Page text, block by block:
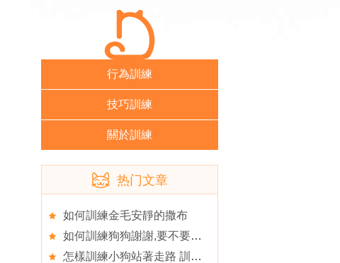
行為訓練
技巧訓練
關於訓練
热门文章
如何訓練金毛安靜的撒布
如何訓練狗狗謝謝,要不要阻止狗狗舔我們的臉
怎樣訓練小狗站著走路 訓練強度不能過大